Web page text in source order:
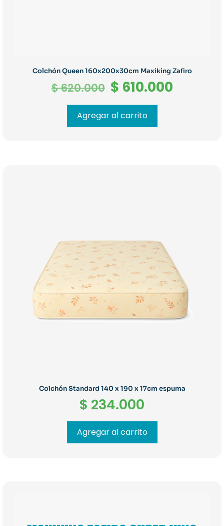
Colchón Queen 160x200x30cm Maxiking Zafiro
$620.000 El
original
era:
$ 610.000El
Agregar al carrito
Colchón Standard 140 x 190 x 17cm espuma
$ 234.000
Agregar al carrito